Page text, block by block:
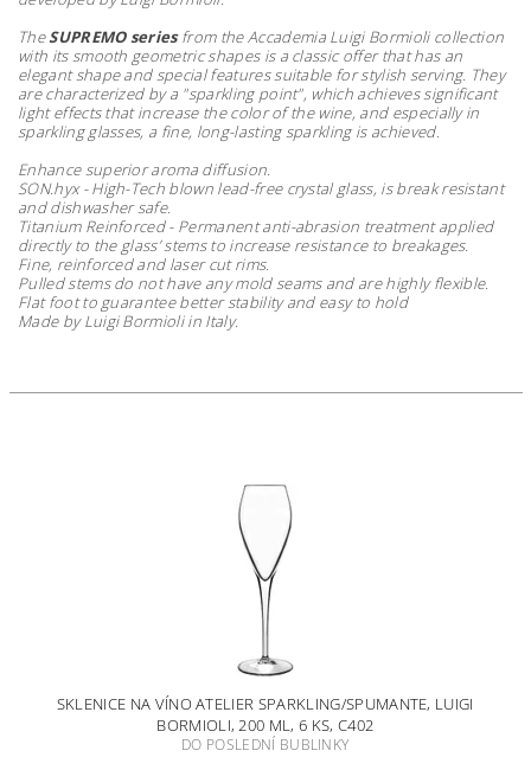
TheSUPREMO seriesfrom the Accademia Luigi Bormioli collection
with its smooth geometric shapes is a classic offer that has an
elegant shape and special features suitable for stylish serving. They
are characterized by a "sparkling point", which achieves significant
light effects that increase the color of the wine, and especially in
sparkling glasses, a fine, long-lasting sparkling is achieved.
Enhance superior aroma diffusion.
SON.hyx - High-Tech blown lead-free crystal glass, is break resistant
and dishwasher safe.
Titanium Reinforced - Permanent anti-abrasion treatment applied
directly to the glass’ stems to increase resistance to breakages.
Fine, reinforced and laser cut rims.
Pulled stems do not have any mold seams and are highly flexible.
Flat foot to guarantee better stability and easy to hold
Made by Luigi Bormioli in Italy.
SKLENICE NA VÍNO ATELIER SPARKLING/SPUMANTE, LUIGI
BORMIOLI, 200 ML, 6 KS, C402
DO POSLEDNÍ BUBLINKY